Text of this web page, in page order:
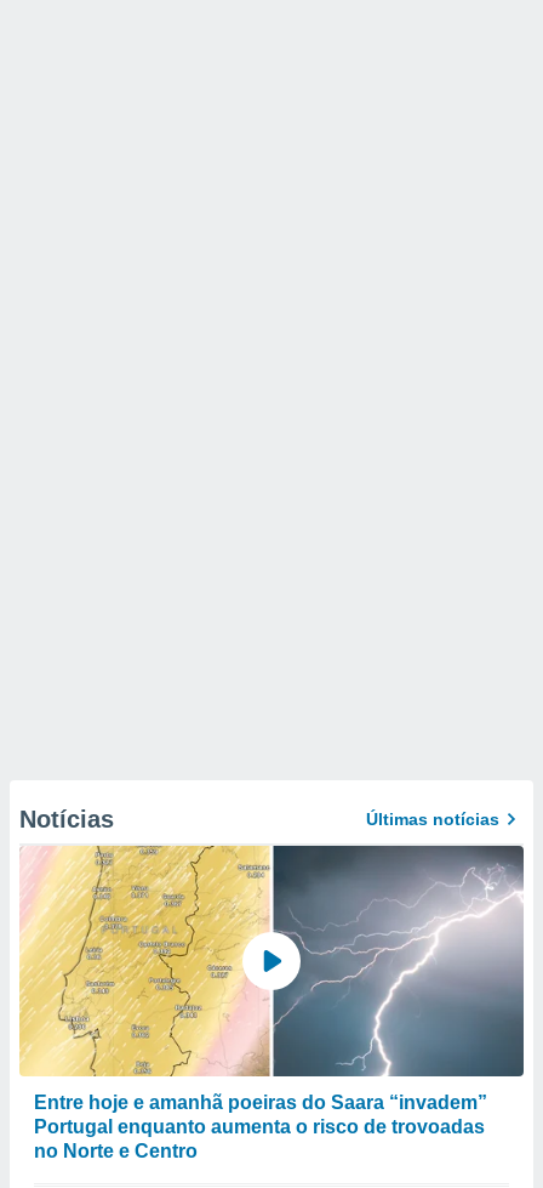
Notícias Últimas notícias
Entre hoje e amanhã poeiras do Saara “invadem”
Portugal enquanto aumenta o risco de trovoadas
no Norte e Centro